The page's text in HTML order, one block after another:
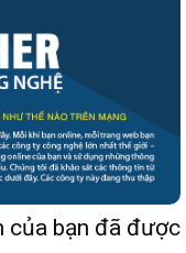
của bạn đã được